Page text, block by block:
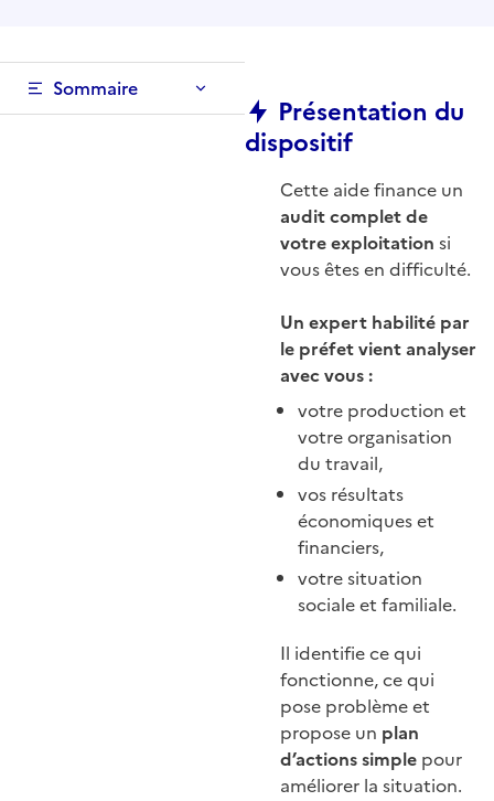
Sommaire
Présentation du
dispositif
Cette aide finance un
audit complet de
votre exploitation si
vous êtes en difficulté.
Un expert habilité par
le préfet vient analyser
avec vous :
votre production et
votre organisation
du travail,
vos résultats
économiques et
financiers,
votre situation
sociale et familiale.
Il identifie ce qui
fonctionne, ce qui
pose problème et
propose un plan
d’actions simple pour
améliorer la situation.